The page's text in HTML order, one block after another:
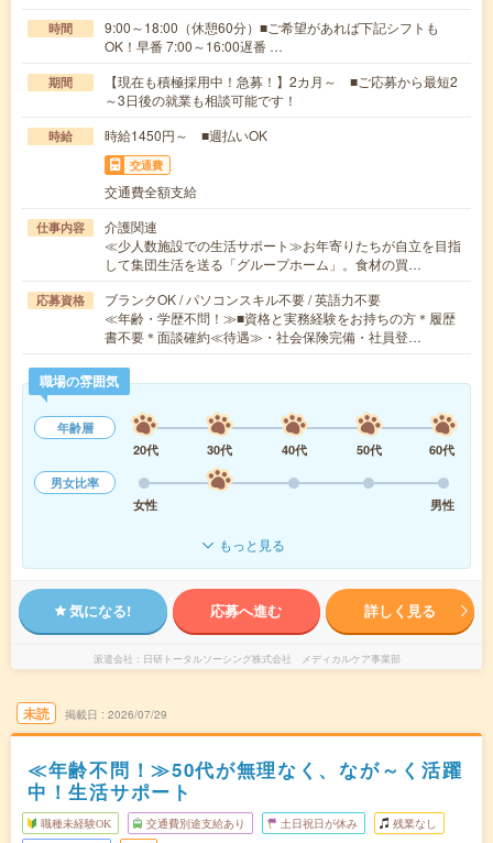
時間
9:00～18:00（休憩60分）■ご希望があれば下記シフトも
OK！早番 7:00～16:00遅番 …
期間
【現在も積極採用中！急募！】2カ月～ ■ご応募から最短2
～3日後の就業も相談可能です！
時給 時給1450円～ ■週払いOK
交通費
交通費全額支給
仕事内容
介護関連
≪少人数施設での生活サポート≫お年寄りたちが自立を目指
して集団生活を送る「グループホーム」。食材の買…
応募資格
ブランクOK / パソコンスキル不要 / 英語力不要
≪年齢・学歴不問！≫■資格と実務経験をお持ちの方＊履歴
書不要＊面談確約≪待遇≫・社会保険完備・社員登…
職場の雰囲気
年齢層
20代
30代 40代 50代
60代
男女比率
女性
男性
もっと見る
気になる! 応募へ進む 詳しく見る
派遣会社 日研トータルソーシング株式会社 メディカルケア事業部
未読 掲載日 2026/07/29
≪年齢不問！≫50代が無理なく、なが～く活躍
中！生活サポート
職種未経験OK 交通費別途支給あり 土日祝日が休み 残業なし